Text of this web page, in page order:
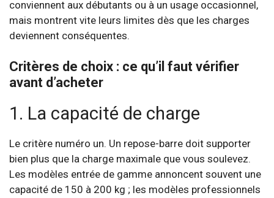
conviennent aux débutants ou à un usage occasionnel,
mais montrent vite leurs limites dès que les charges
deviennent conséquentes.
Critères de choix : ce qu’il faut vérifier
avant d’acheter
1. La capacité de charge
Le critère numéro un. Un repose-barre doit supporter
bien plus que la charge maximale que vous soulevez.
Les modèles entrée de gamme annoncent souvent une
capacité de 150 à 200 kg ; les modèles professionnels